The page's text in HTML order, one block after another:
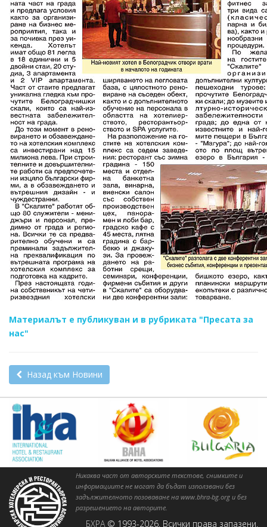
Материалът е публикуван и в рубриката "Пресата за
нас"
Назад към Новини
Никаква част от авторските текстове, снимките и
информациите не могат да бъдат използвани без
задължителното позоваване на www.bhra-bg.org и без
разрешението на авторите.
БХРА © 1993-2026. Всички права запазени.